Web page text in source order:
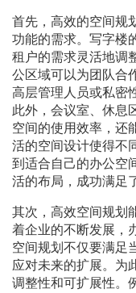
首先，高效的空间规
功能的需求。写字楼
租户的需求灵活地调
公区域可以为团队合
高层管理人员或私密
此外，会议室、休息
空间的使用效率，还
活的空间设计使得不
到适合自己的办公空
活的布局，成功满足
其次，高效空间规划
着企业的不断发展，
空间规划不仅要满足
应对未来的扩展。为
调整性和可扩展性。